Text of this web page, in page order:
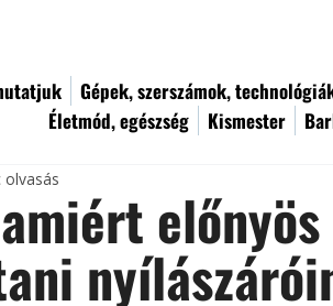
Gépek, szerszámok,
Életmód, egészség
Kismester
olvasás